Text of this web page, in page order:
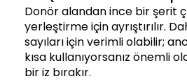
Donör alandan ince bir şerit
yerleştirme için ayrıştırılır.
sayıları için verimli olabilir;
kısa kullanıyorsanız önemli
bir iz bırakır.